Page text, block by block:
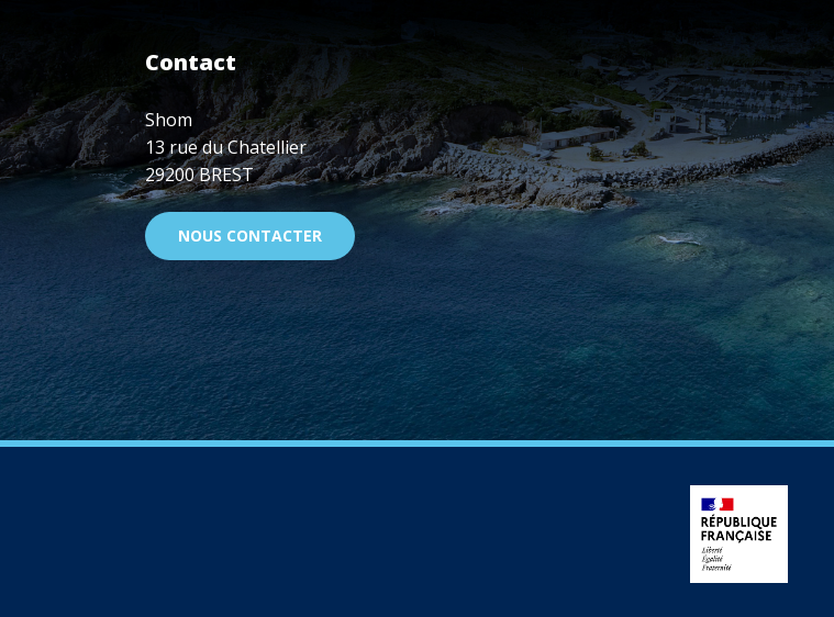
Contact
Shom
13 rue du Chatellier
29200 BREST
NOUS CONTACTER